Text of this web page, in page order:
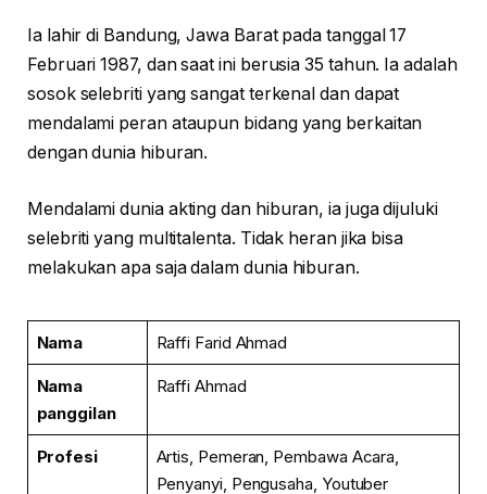
Ia lahir di Bandung, Jawa Barat pada tanggal 17
Februari 1987, dan saat ini berusia 35 tahun. Ia adalah
sosok selebriti yang sangat terkenal dan dapat
mendalami peran ataupun bidang yang berkaitan
dengan dunia hiburan.
Mendalami dunia akting dan hiburan, ia juga dijuluki
selebriti yang multitalenta. Tidak heran jika bisa
melakukan apa saja dalam dunia hiburan.
Nama Raffi Farid Ahmad
Nama
panggilan
Raffi Ahmad
Profesi
Artis, Pemeran, Pembawa Acara,
Penyanyi, Pengusaha, Youtuber